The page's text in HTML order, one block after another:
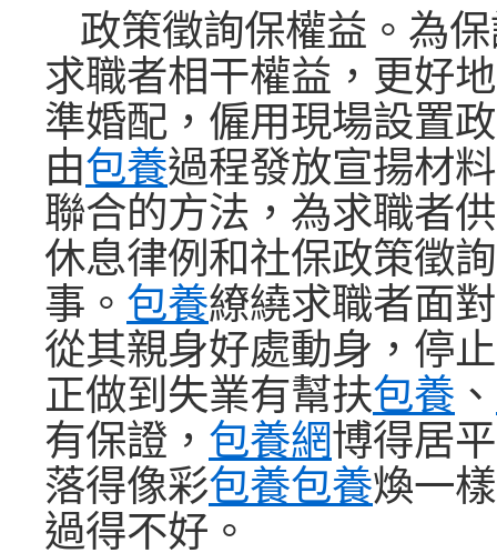
政策徵詢保權益。為
求職者相干權益，更好
準婚配，僱用現場設置
由包養過程發放宣揚材
聯合的方法，為求職者
休息律例和社保政策徵
事。 包養繚繞求職者面
從其親身好處動身，停
正做到失業有幫扶包養 、
有保證， 包養網博得居
落得像彩包養包養煥一
過得不好。